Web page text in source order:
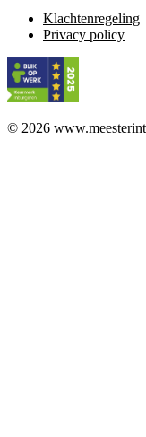
Klachtenregeling
Privacy policy
© 2026